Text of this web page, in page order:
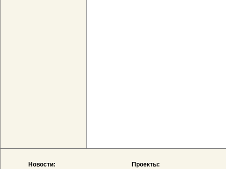
Новости: Проекты: